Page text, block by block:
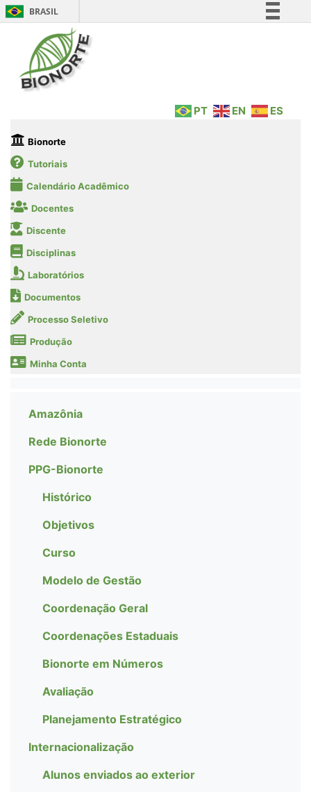
BRASIL
Legislação
PT EN ES
Bionorte
Tutoriais
Calendário Acadêmico
Docentes
Discente
Disciplinas
Laboratórios
Documentos
Processo Seletivo
Produção
Minha Conta
Amazônia
Rede Bionorte
PPG-Bionorte
Histórico
Objetivos
Curso
Modelo de Gestão
Coordenação Geral
Coordenações Estaduais
Bionorte em Números
Avaliação
Planejamento Estratégico
Internacionalização
Alunos enviados ao exterior